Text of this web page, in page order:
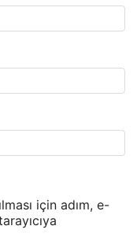
için adım, e-